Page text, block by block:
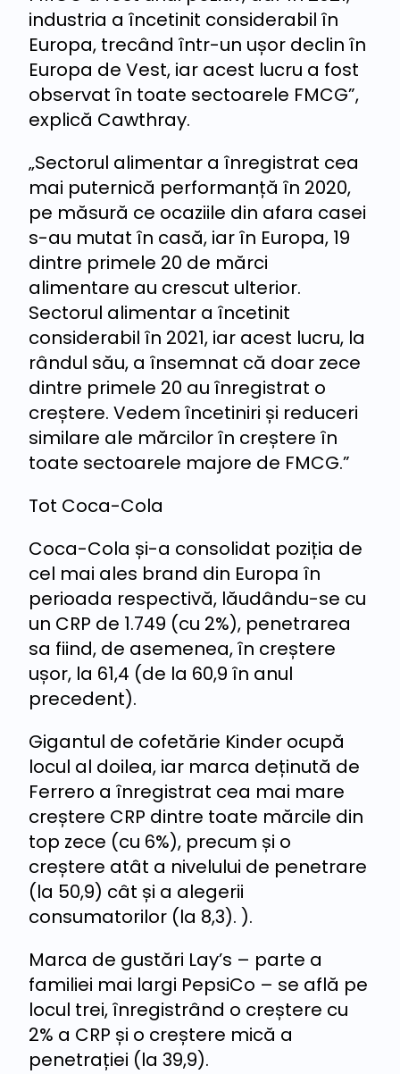
industria a încetinit considerabil în
Europa, trecând într-un ușor declin în
Europa de Vest, iar acest lucru a fost
observat în toate sectoarele FMCG”,
explică Cawthray.
„Sectorul alimentar a înregistrat cea
mai puternică performanță în 2020,
pe măsură ce ocaziile din afara casei
s-au mutat în casă, iar în Europa, 19
dintre primele 20 de mărci
alimentare au crescut ulterior.
Sectorul alimentar a încetinit
considerabil în 2021, iar acest lucru, la
rândul său, a însemnat că doar zece
dintre primele 20 au înregistrat o
creștere. Vedem încetiniri și reduceri
similare ale mărcilor în creștere în
toate sectoarele majore de FMCG.”
Tot Coca-Cola
Coca-Cola și-a consolidat poziția de
cel mai ales brand din Europa în
perioada respectivă, lăudându-se cu
un CRP de 1.749 (cu 2%), penetrarea
sa fiind, de asemenea, în creștere
ușor, la 61,4 (de la 60,9 în anul
precedent).
Gigantul de cofetărie Kinder ocupă
locul al doilea, iar marca deținută de
Ferrero a înregistrat cea mai mare
creștere CRP dintre toate mărcile din
top zece (cu 6%), precum și o
creștere atât a nivelului de penetrare
(la 50,9) cât și a alegerii
consumatorilor (la 8,3). ).
Marca de gustări Lay’s – parte a
familiei mai largi PepsiCo – se află pe
locul trei, înregistrând o creștere cu
2% a CRP și o creștere mică a
penetrației (la 39,9).